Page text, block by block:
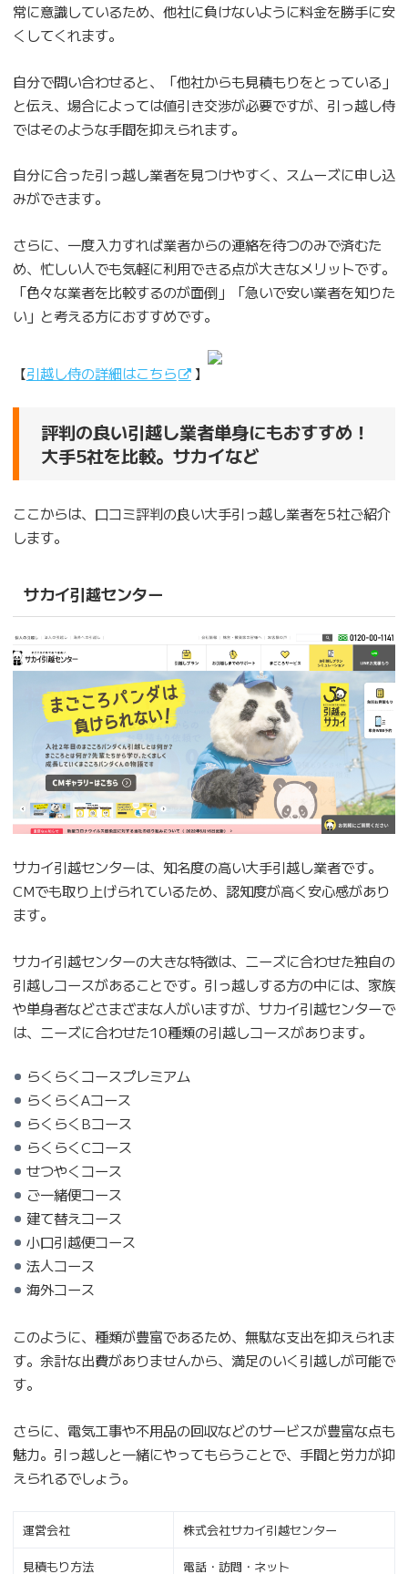
常に意識しているため、他社に負けないように料金を勝手に安
くしてくれます。
自分で問い合わせると、「他社からも見積もりをとっている」
と伝え、場合によっては値引き交渉が必要ですが、引っ越し侍
ではそのような手間を抑えられます。
自分に合った引っ越し業者を見つけやすく、スムーズに申し込
みができます。
さらに、一度入力すれば業者からの連絡を待つのみで済むた
め、忙しい人でも気軽に利用できる点が大きなメリットです。
「色々な業者を比較するのが面倒」「急いで安い業者を知りた
い」と考える方におすすめです。
【引越し侍の詳細はこちら 】
評判の良い引越し業者単身にもおすすめ！
大手5社を比較。サカイなど
ここからは、口コミ評判の良い大手引っ越し業者を5社ご紹介
します。
サカイ引越センター
サカイ引越センターは、知名度の高い大手引越し業者です。
CMでも取り上げられているため、認知度が高く安心感があり
ます。
サカイ引越センターの大きな特徴は、ニーズに合わせた独自の
引越しコースがあることです。引っ越しする方の中には、家族
や単身者などさまざまな人がいますが、サカイ引越センターで
は、ニーズに合わせた10種類の引越しコースがあります。
らくらくコースプレミアム
らくらくAコース
らくらくBコース
らくらくCコース
せつやくコース
ご一緒便コース
建て替えコース
小口引越便コース
法人コース
海外コース
このように、種類が豊富であるため、無駄な支出を抑えられま
す。余計な出費がありませんから、満足のいく引越しが可能で
す。
さらに、電気工事や不用品の回収などのサービスが豊富な点も
魅力。引っ越しと一緒にやってもらうことで、手間と労力が抑
えられるでしょう。
運営会社 株式会社サカイ引越センター
見積もり方法 電話・訪問・ネット